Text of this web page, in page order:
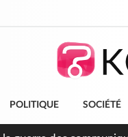
POLITIQUE SOCIÉTÉ